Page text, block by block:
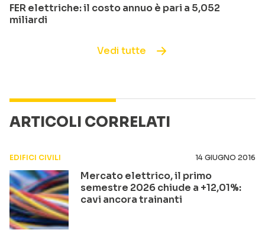
FER elettriche: il costo annuo è pari a 5,052
miliardi
Vedi tutte
ARTICOLI CORRELATI
EDIFICI CIVILI 14 GIUGNO 2016
Mercato elettrico, il primo
semestre 2026 chiude a +12,01%:
cavi ancora trainanti